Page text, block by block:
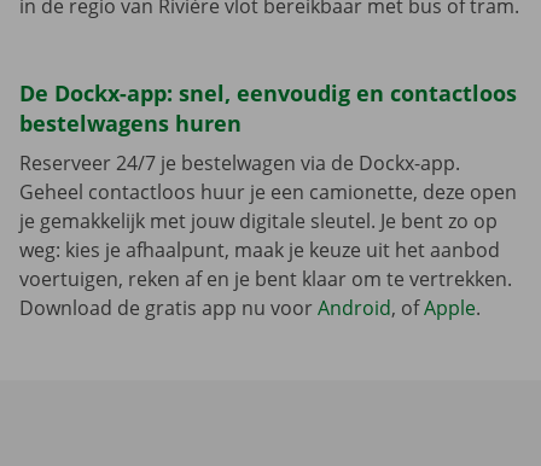
in de regio van Rivière vlot bereikbaar met bus of tram.
De Dockx-app: snel, eenvoudig en contactloos
bestelwagens huren
Reserveer 24/7 je bestelwagen via de Dockx-app.
Geheel contactloos huur je een camionette, deze open
je gemakkelijk met jouw digitale sleutel. Je bent zo op
weg: kies je afhaalpunt, maak je keuze uit het aanbod
voertuigen, reken af en je bent klaar om te vertrekken.
Download de gratis app nu voorAndroid, ofApple.